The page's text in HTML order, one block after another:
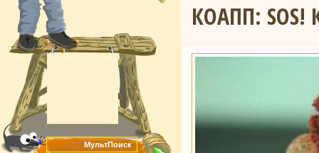
КОАПП: SOS!